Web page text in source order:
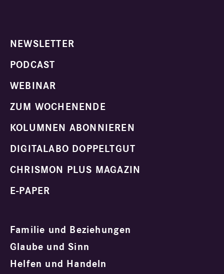
NEWSLETTER
PODCAST
WEBINAR
ZUM WOCHENENDE
KOLUMNEN ABONNIEREN
DIGITALABO DOPPELTGUT
CHRISMON PLUS MAGAZIN
E-PAPER
Familie und Beziehungen
Glaube und Sinn
Helfen und Handeln